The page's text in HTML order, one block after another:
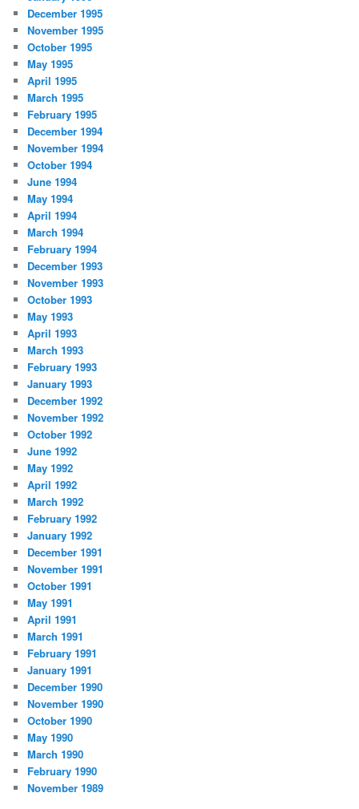
December 1995
November 1995
October 1995
May 1995
April 1995
March 1995
February 1995
December 1994
November 1994
October 1994
June 1994
May 1994
April 1994
March 1994
February 1994
December 1993
November 1993
October 1993
May 1993
April 1993
March 1993
February 1993
January 1993
December 1992
November 1992
October 1992
June 1992
May 1992
April 1992
March 1992
February 1992
January 1992
December 1991
November 1991
October 1991
May 1991
April 1991
March 1991
February 1991
January 1991
December 1990
November 1990
October 1990
May 1990
March 1990
February 1990
November 1989